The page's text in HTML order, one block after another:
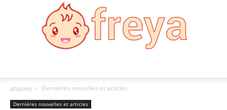
додому
Dernières nouvelles et articles
Dernières nouvelles et articles